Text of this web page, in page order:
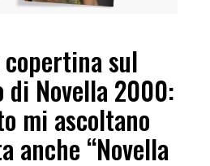
copertina sul
di Novella 2000:
mi ascoltano
anche “Novella